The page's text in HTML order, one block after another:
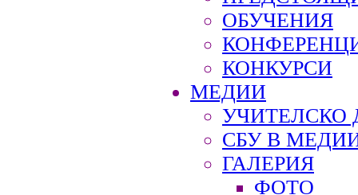
ОБУЧЕНИЯ
КОНКУРСИ
МЕДИИ
УЧИТЕЛСКО
СБУ В
ГАЛЕРИЯ
ФОТО